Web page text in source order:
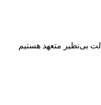
بی‌نظیر متعهد هستیم